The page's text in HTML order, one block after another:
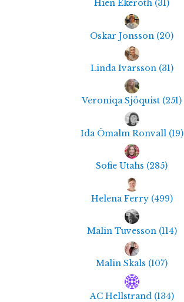
Hien Ekeroth (31)
Oskar Jonsson (20)
Linda Ivarsson (31)
Veroniqa Sjöquist (251)
Ida Ömalm Ronvall (19)
Sofie Utahs (285)
Helena Ferry (499)
Malin Tuvesson (114)
Malin Skals (107)
AC Hellstrand (134)